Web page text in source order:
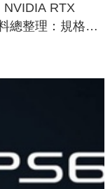
NVIDIA RTX
總整理：規格、